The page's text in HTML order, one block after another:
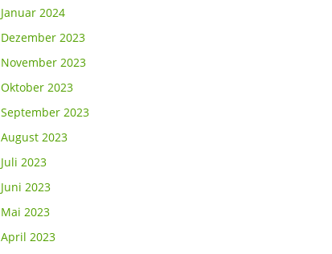
Januar 2024
Dezember 2023
November 2023
Oktober 2023
September 2023
August 2023
Juli 2023
Juni 2023
Mai 2023
April 2023